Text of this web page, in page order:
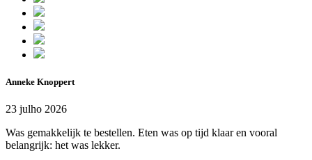
Anneke Knoppert
23 julho 2026
Was gemakkelijk te bestellen. Eten was op tijd klaar en vooral
belangrijk: het was lekker.